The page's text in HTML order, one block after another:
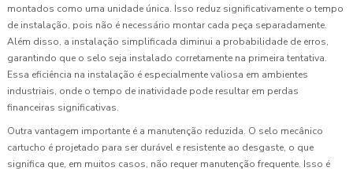
montados como uma unidade única. Isso reduz significativamente o tempo
de instalação, pois não é necessário montar cada peça separadamente.
Além disso, a instalação simplificada diminui a probabilidade de erros,
garantindo que o selo seja instalado corretamente na primeira tentativa.
Essa eficiência na instalação é especialmente valiosa em ambientes
industriais, onde o tempo de inatividade pode resultar em perdas
financeiras significativas.
Outra vantagem importante é a manutenção reduzida. O selo mecânico
cartucho é projetado para ser durável e resistente ao desgaste, o que
significa que, em muitos casos, não requer manutenção frequente. Isso é